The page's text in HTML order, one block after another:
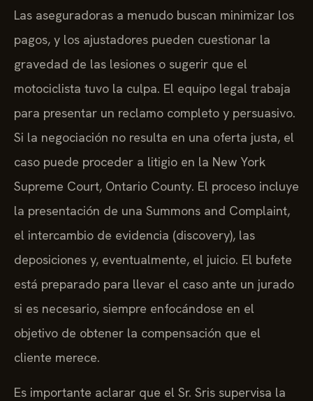
Las aseguradoras a menudo buscan minimizar los
pagos, y los ajustadores pueden cuestionar la
gravedad de las lesiones o sugerir que el
motociclista tuvo la culpa. El equipo legal trabaja
para presentar un reclamo completo y persuasivo.
Si la negociación no resulta en una oferta justa, el
caso puede proceder a litigio en la New York
Supreme Court, Ontario County. El proceso incluye
la presentación de una Summons and Complaint,
el intercambio de evidencia (discovery), las
deposiciones y, eventualmente, el juicio. El bufete
está preparado para llevar el caso ante un jurado
si es necesario, siempre enfocándose en el
objetivo de obtener la compensación que el
cliente merece.
Es importante aclarar que el Sr. Sris supervisa la